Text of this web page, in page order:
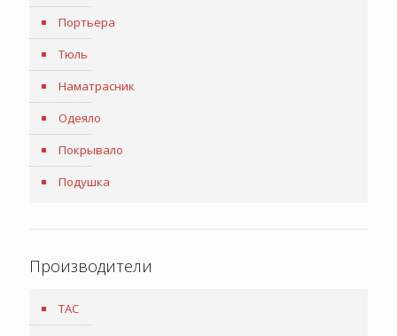
Портьера
Тюль
Наматрасник
Одеяло
Покрывало
Подушка
Производители
TAC